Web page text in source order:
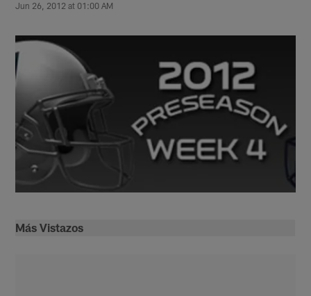
Jun 26, 2012 at 01:00 AM
Más Vistazos